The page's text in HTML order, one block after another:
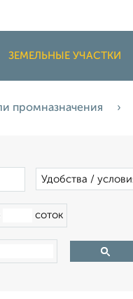
ЗЕМЕЛЬНЫЕ УЧАСТКИ
промназначения
Удобства /
соток